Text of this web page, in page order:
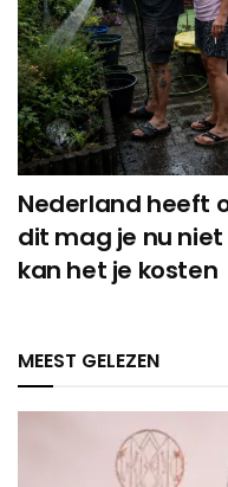
Nederland heeft
dit mag je nu
kan het je kosten
MEEST GELEZEN